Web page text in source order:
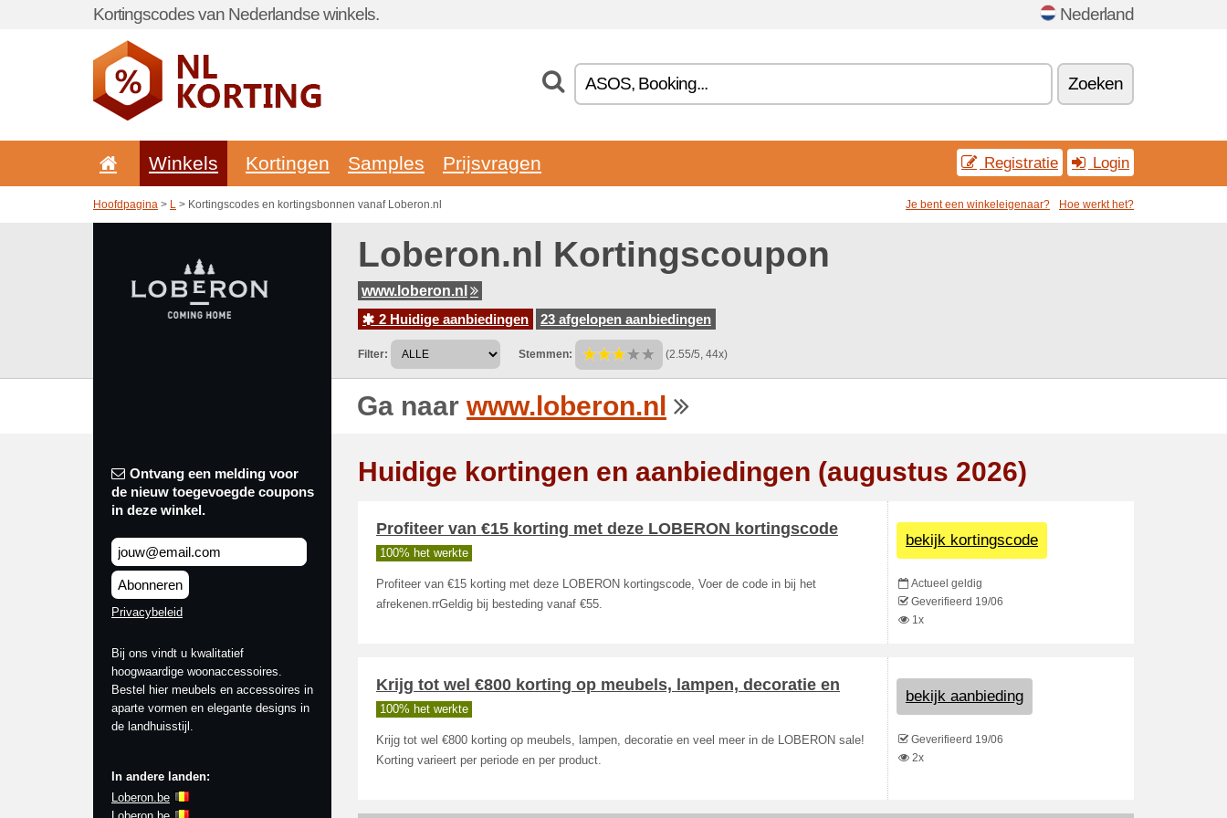
Kortingscodes van Nederlandse winkels. Nederland
Zoeken
Winkels Kortingen Samples Prijsvragen Registratie Login
Hoofdpagina > L > Kortingscodes en kortingsbonnen vanaf Loberon.nl Je bent een winkeleigenaar? Hoe werkt het?
Loberon.nl Kortingscoupon
www.loberon.nl
2 Huidige aanbiedingen
23 afgelopen aanbiedingen
Filter: Stemmen: (2.55/5, 44x)
Ga naar www.loberon.nl
Ontvang een melding voor
de nieuw toegevoegde coupons
in deze winkel.
Abonneren
Privacybeleid
Bij ons vindt u kwalitatief
hoogwaardige woonaccessoires.
Bestel hier meubels en accessoires in
aparte vormen en elegante designs in
de landhuisstijl.
In andere landen:
Loberon.be
Huidige kortingen en aanbiedingen (augustus 2026)
Profiteer van €15 korting met deze LOBERON kortingscode
100% het werkte
Profiteer van €15 korting met deze LOBERON kortingscode, Voer de code in bij het
afrekenen.rrGeldig bij besteding vanaf €55.
bekijk kortingscode
Actueel geldig
Geverifieerd 19/06
1x
Krijg tot wel €800 korting op meubels, lampen, decoratie en
100% het werkte
Krijg tot wel €800 korting op meubels, lampen, decoratie en veel meer in de LOBERON sale!
Korting varieert per periode en per product.
bekijk aanbieding
Geverifieerd 19/06
2x